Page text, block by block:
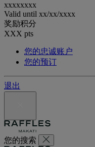
xxxxxxxx
Valid until xx/xx/xxxx
奖励积分
XXX pts
您的忠诚账户
您的预订
退出
您的搜索